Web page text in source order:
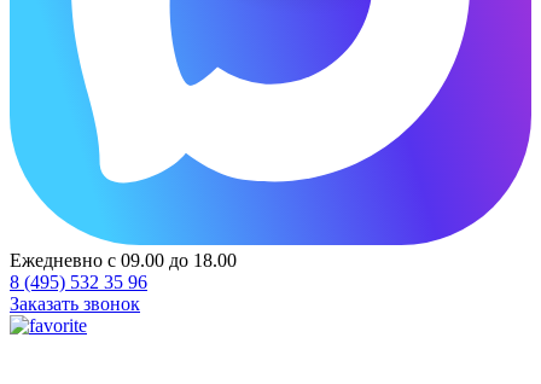
Ежедневно с 09.00 до 18.00
8 (495) 532 35 96
Заказать звонок